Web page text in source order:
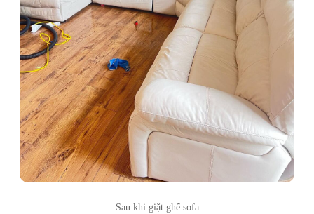
Sau khi giặt ghế sofa